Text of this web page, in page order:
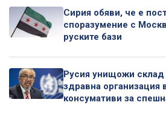
Сирия обяви, че е
споразумение с
руските бази
Русия унищожи склад
здравна организация
консумативи за